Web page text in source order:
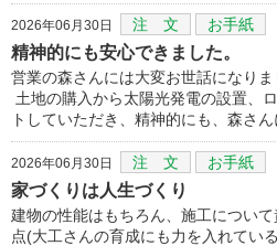
2026年06月30日 注 文 お手紙
精神的にも安心できました。
営業の森さんには大変お世話になりま
土地の購入から太陽光発電の設置、
トしていただき、精神的にも、森さん
2026年06月30日 注 文 お手紙
家づくりは人生づくり
建物の性能はもちろん、施工につい
点(大工さんの育成にも力を入れてい